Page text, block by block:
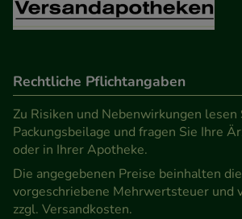
unsere Website weiter für Sie
zu gestalten. Bitte beachten Sie,
teilweise an Dritte wie z.B. Google
Medien übertragen werden.
Rechtliche Pflichtangaben
Zu Risiken und Nebenwirkungen lesen
Packungsbeilage und fragen Sie Ihre
oder in Ihrer Apotheke.
Die angegebenen Preise beinhalten
vorgeschriebene Mehrwertsteuer und
zzgl. Versandkosten.